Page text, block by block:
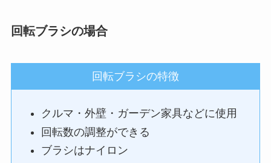
回転ブラシの場合
回転ブラシの特徴
クルマ・外壁・ガーデン家具などに使用
回転数の調整ができる
ブラシはナイロン